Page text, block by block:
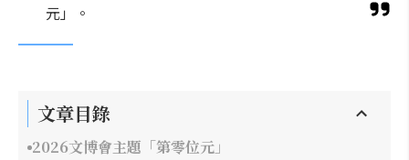
元」。
文章目錄
2026文博會主題「第零位元」